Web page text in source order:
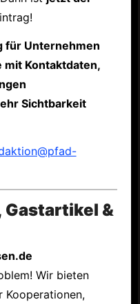
für Unternehmen
Kontaktdaten,
Sichtbarkeit
Gastartikel &
Wir bieten
Kooperationen,